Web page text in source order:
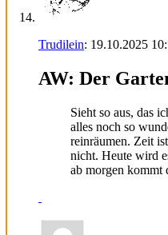
Trudilein: 19.10.2025
AW: Der
Sieht so aus, das
alles noch so
reinräumen. Zeit
nicht. Heute wird
ab morgen kommt